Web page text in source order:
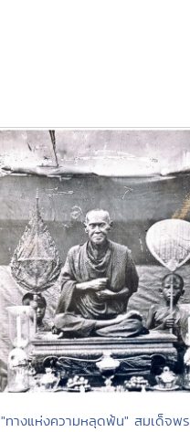
"ทางแห่งความหลุดพ้น" สมเด็จพร